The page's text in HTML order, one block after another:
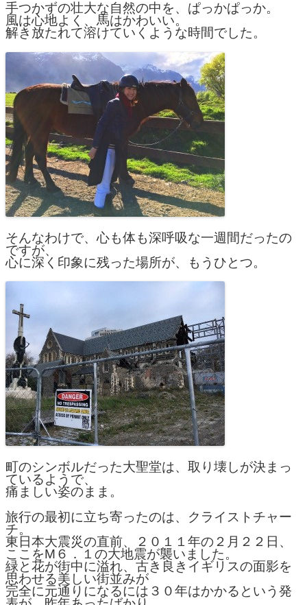
手つかずの壮大な自然の中を、ぱっかぱっか。
風は心地よく、馬はかわいい。
解き放たれて溶けていくような時間でした。
そんなわけで、心も体も深呼吸な一週間だったの
ですが、
心に深く印象に残った場所が、もうひとつ。
町のシンボルだった大聖堂は、取り壊しが決まっ
ているようで、
痛ましい姿のまま。
旅行の最初に立ち寄ったのは、クライストチャー
チ。
東日本大震災の直前、２０１１年の２月２２日、
ここをМ６．１の大地震が襲いました。
緑と花が街中に溢れ、古き良きイギリスの面影を
思わせる美しい街並みが
完全に元通りになるには３０年はかかるという発